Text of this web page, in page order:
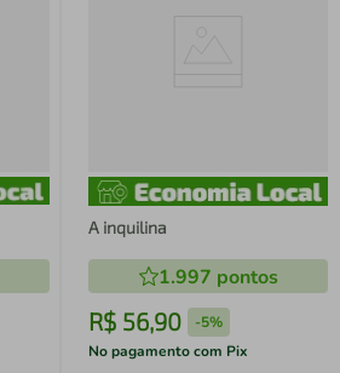
A inquilina
1.997 pontos
R$ 56,90 -5%
No pagamento com Pix